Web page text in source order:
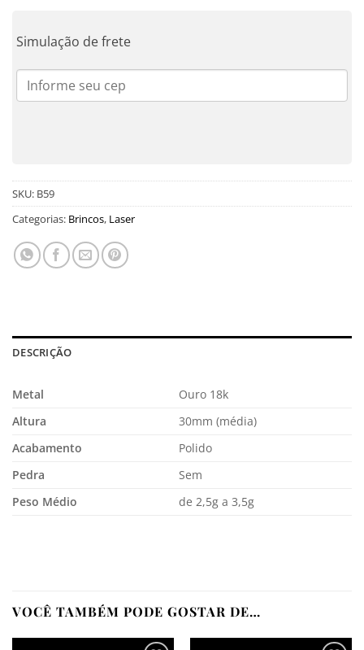
Simulação de frete
SKU: B59
Categorias: Brincos, Laser
DESCRIÇÃO
Metal
Ouro 18k
Altura
30mm (média)
Acabamento
Polido
Pedra
Sem
Peso Médio
de 2,5g a 3,5g
VOCÊ TAMBÉM PODE GOSTAR DE…